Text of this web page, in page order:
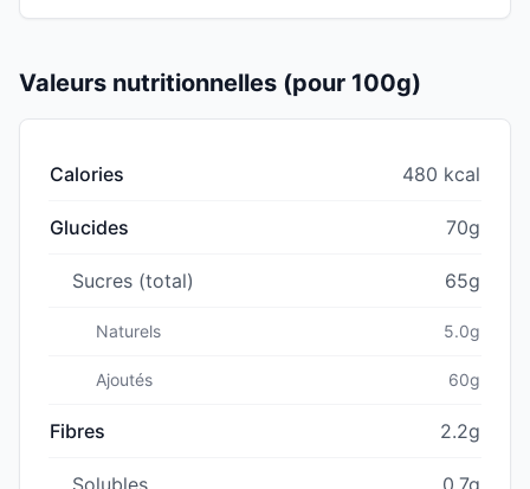
Valeurs nutritionnelles (pour 100g)
Calories 480 kcal
Glucides 70g
Sucres (total) 65g
Naturels 5.0g
Ajoutés 60g
Fibres 2.2g
Solubles 0.7g